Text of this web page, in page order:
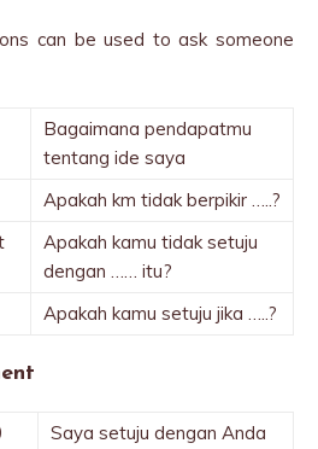
can be used to ask someone
Bagaimana pendapatmu
tentang ide saya
Apakah km tidak berpikir …..?
Apakah kamu tidak setuju
dengan …… itu?
Apakah kamu setuju jika …..?
Saya setuju dengan Anda